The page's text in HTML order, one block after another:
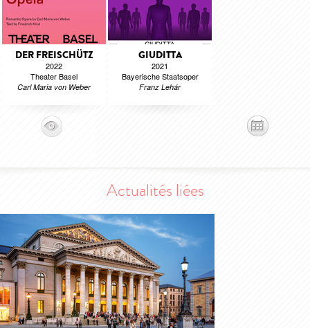
DER FREISCHÜTZ
2022
Theater Basel
Carl Maria von Weber
GIUDITTA
2021
Bayerische Staatsoper
Franz Lehár
Actualités liées